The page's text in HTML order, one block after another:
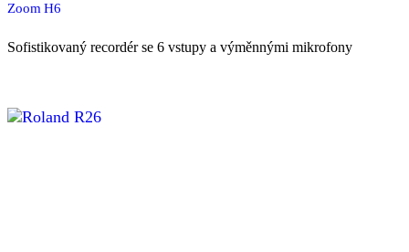
Zoom H6
Sofistikovaný recordér se 6 vstupy a výměnnými mikrofony